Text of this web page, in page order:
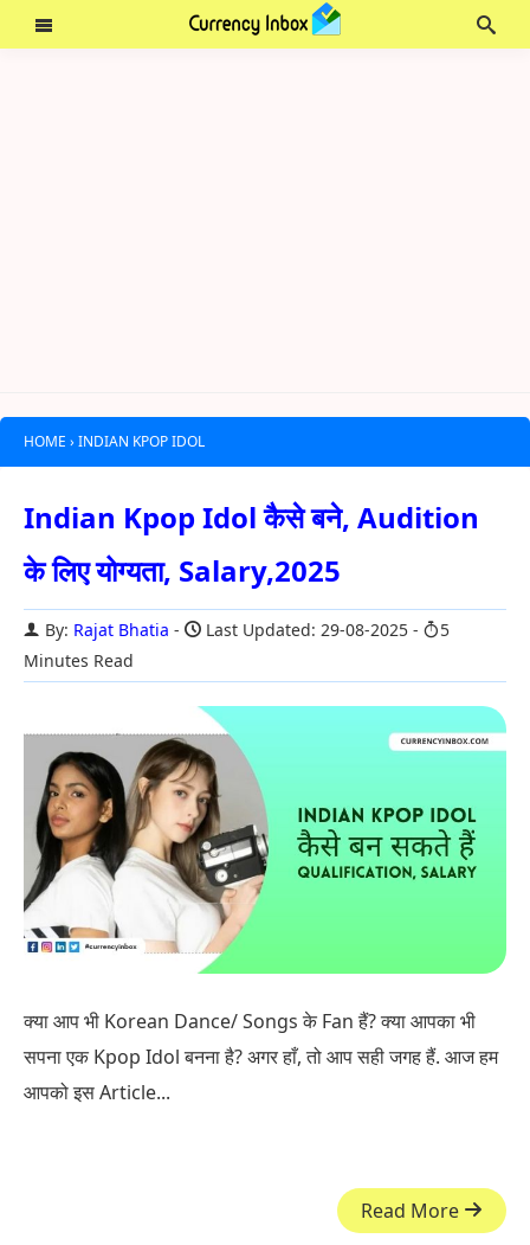
HOME › INDIAN KPOP IDOL
Indian Kpop Idol कैसे बने, Audition
के लिए योग्यता, Salary,2025
By: Rajat Bhatia Last Updated: 29-08-2025
5
Minutes Read
क्या आप भी Korean Dance/ Songs के Fan हैं? क्या आपका भी
सपना एक Kpop Idol बनना है? अगर हाँ, तो आप सही जगह हैं. आज हम
आपको इस Article...
Read More